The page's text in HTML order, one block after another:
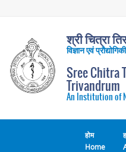
श्री चित्रा
विज्ञान एवं
Sree Chitra
Trivandrum
An Institution of
होम
Home